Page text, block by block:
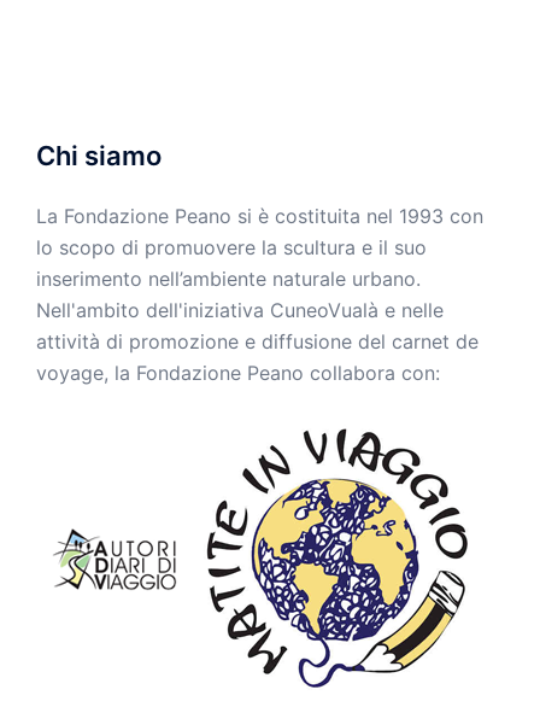
Chi siamo
La Fondazione Peano si è costituita nel 1993 con
lo scopo di promuovere la scultura e il suo
inserimento nell’ambiente naturale urbano.
Nell'ambito dell'iniziativa CuneoVualà e nelle
attività di promozione e diffusione del carnet de
voyage, la Fondazione Peano collabora con: